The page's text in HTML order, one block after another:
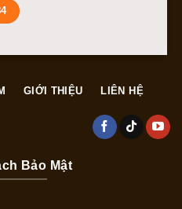
GIỚI THIỆU LIÊN HỆ
Bảo Mật